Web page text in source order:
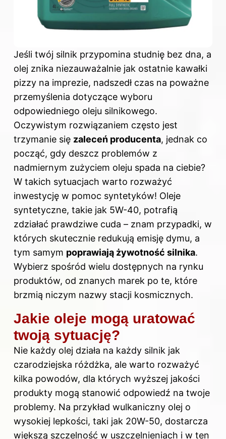
Jeśli twój silnik przypomina studnię bez dna, a
olej znika niezauważalnie jak ostatnie kawałki
pizzy na imprezie, nadszedł czas na poważne
przemyślenia dotyczące wyboru
odpowiedniego oleju silnikowego.
Oczywistym rozwiązaniem często jest
trzymanie się zaleceń producenta, jednak co
począć, gdy deszcz problemów z
nadmiernym zużyciem oleju spada na ciebie?
W takich sytuacjach warto rozważyć
inwestycję w pomoc syntetyków! Oleje
syntetyczne, takie jak 5W-40, potrafią
zdziałać prawdziwe cuda – znam przypadki, w
których skutecznie redukują emisję dymu, a
tym samym poprawiają żywotność silnika.
Wybierz spośród wielu dostępnych na rynku
produktów, od znanych marek po te, które
brzmią niczym nazwy stacji kosmicznych.
Jakie oleje mogą uratować
twoją sytuację?
Nie każdy olej działa na każdy silnik jak
czarodziejska różdżka, ale warto rozważyć
kilka powodów, dla których wyższej jakości
produkty mogą stanowić odpowiedź na twoje
problemy. Na przykład wulkaniczny olej o
wysokiej lepkości, taki jak 20W-50, dostarcza
większą szczelność w uszczelnieniach i w ten